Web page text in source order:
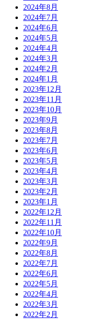
2024年8月
2024年7月
2024年6月
2024年5月
2024年4月
2024年3月
2024年2月
2024年1月
2023年12月
2023年11月
2023年10月
2023年9月
2023年8月
2023年7月
2023年6月
2023年5月
2023年4月
2023年3月
2023年2月
2023年1月
2022年12月
2022年11月
2022年10月
2022年9月
2022年8月
2022年7月
2022年6月
2022年5月
2022年4月
2022年3月
2022年2月